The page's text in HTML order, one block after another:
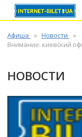
Афиша
Новости
Внимание: киевский
НОВОСТИ